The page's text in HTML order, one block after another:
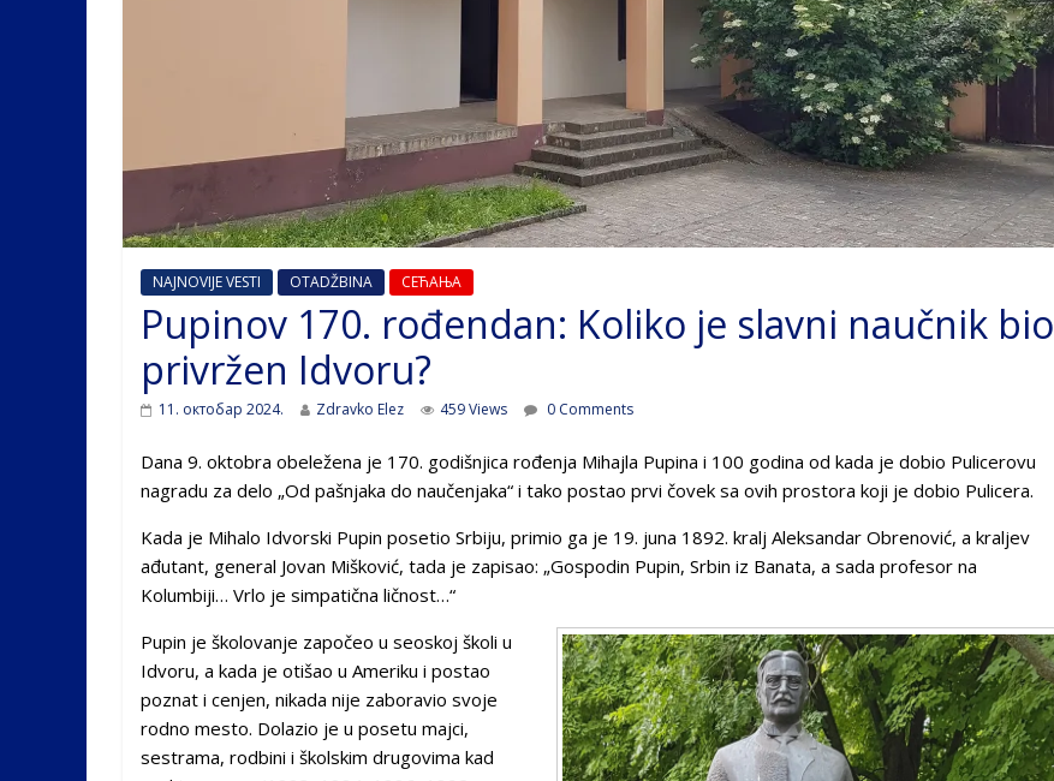
NAJNOVIJE VESTI OTADŽBINA СЕЋАЊА
Pupinov 170. rođendan: Koliko je slavni naučnik bio
privržen Idvoru?
11. октобар 2024. Zdravko Elez 459 Views 0 Comments
Dana 9. oktobra obeležena je 170. godišnjica rođenja Mihajla Pupina i 100 godina od kada je dobio Pulicerovu
nagradu za delo „Od pašnjaka do naučenjaka“ i tako postao prvi čovek sa ovih prostora koji je dobio Pulicera.
Kada je Mihalo Idvorski Pupin posetio Srbiju, primio ga je 19. juna 1892. kralj Aleksandar Obrenović, a kraljev
ađutant, general Jovan Mišković, tada je zapisao: „Gospodin Pupin, Srbin iz Banata, a sada profesor na
Kolumbiji… Vrlo je simpatična ličnost…“
Pupin je školovanje započeo u seoskoj školi u
Idvoru, a kada je otišao u Ameriku i postao
poznat i cenjen, nikada nije zaboravio svoje
rodno mesto. Dolazio je u posetu majci,
sestrama, rodbini i školskim drugovima kad